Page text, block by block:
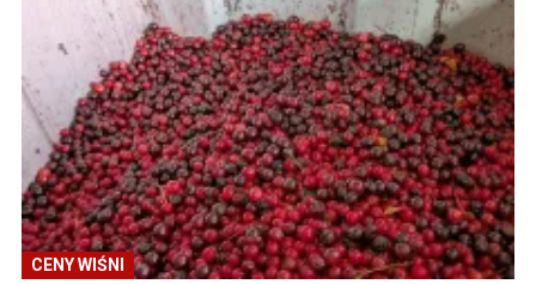
CENY WIŚNI